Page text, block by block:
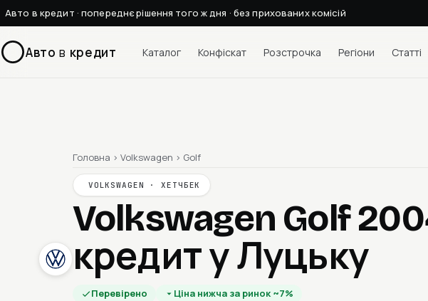
Авто в кредит · попереднє рішення того ж дня · без прихованих комісій
Авто в кредит Каталог Конфіскат Розстрочка Регіони Статті
Головна › Volkswagen › Golf
VOLKSWAGEN · ХЕТЧБЕК
Volkswagen Golf
кредит у Луцьку
Перевірено Ціна нижча за ринок ~7%